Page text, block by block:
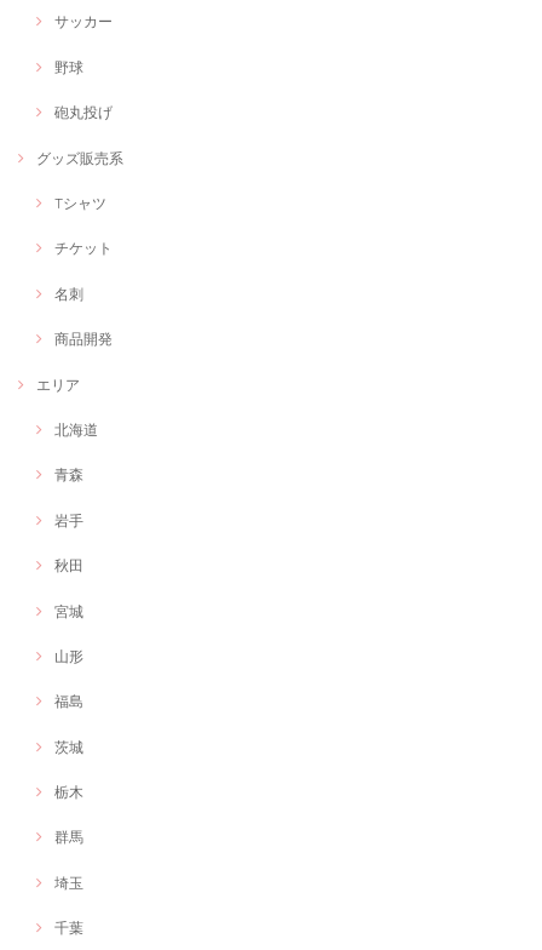
サッカー
野球
砲丸投げ
グッズ販売系
Tシャツ
チケット
名刺
商品開発
エリア
北海道
青森
岩手
秋田
宮城
山形
福島
茨城
栃木
群馬
埼玉
千葉